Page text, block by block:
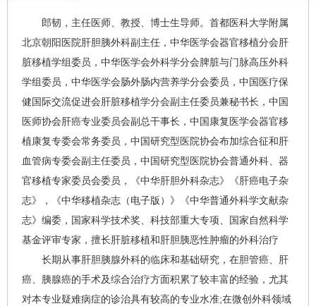
郎韧，主任医师、教授、博士生导师。首都医科大学附属
北京朝阳医院肝胆胰外科副主任，中华医学会器官移植分会肝
脏移植学组委员，中华医学会外科学分会脾脏与门脉高压外科
学组委员，中华医学会肠外肠内营养学分会委员，中国医疗保
健国际交流促进会肝脏移植学分会副主任委员兼秘书长，中国
医师协会肝癌专业委员会副总干事长，中国康复医学会器官移
植康复专委会常务委员，中国研究型医院协会布加综合征和肝
血管病专委会副主任委员，中国研究型医院协会普通外科、器
官移植专家委员会委员，《中华肝胆外科杂志》《肝癌电子杂
志》，《中华移植杂志（电子版）》《中华普通外科学文献杂
志》编委，国家科学技术奖、科技部重大专项、国家自然科学
基金评审专家，擅长肝脏移植和肝胆胰恶性肿瘤的外科治疗
长期从事肝胆胰腺外科的临床和基础研究，在胆管癌、肝
癌、胰腺癌的手术及综合治疗方面积累了较丰富的经验，尤其
对本专业疑难病症的诊治具有较高的专业水准;在微创外科领域